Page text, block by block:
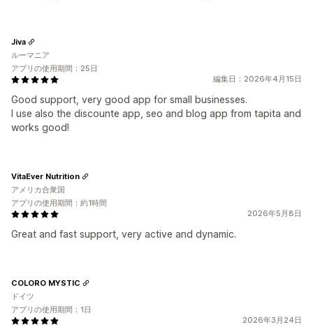
編集日：2026年4月15日
Good support, very good app for small businesses.
I use also the discounte app, seo and blog app from tapita and
works good!
Jiva
ルーマニア
アプリの使用期間：25日
2026年5月8日
Great and fast support, very active and dynamic.
VitaEver Nutrition
アメリカ合衆国
アプリの使用期間：約1時間
2026年3月24日
COLORO MYSTIC
ドイツ
アプリの使用期間：1日